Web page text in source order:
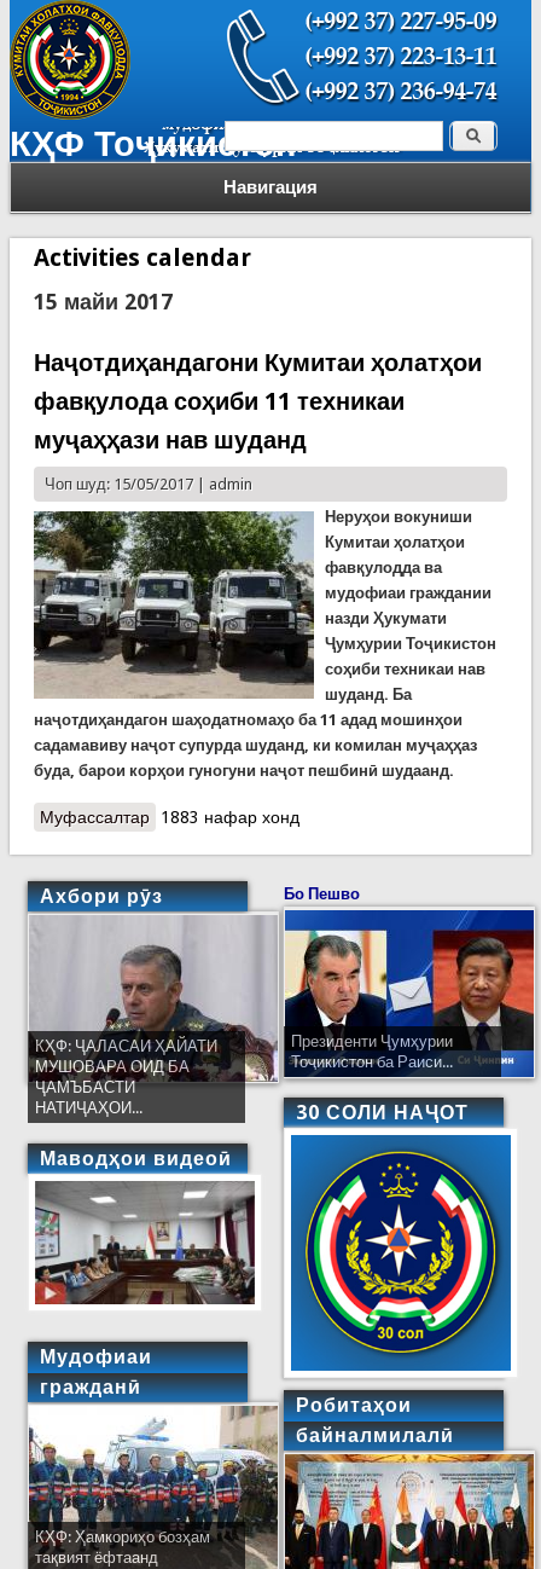
КҲФ Тоҷикистон
Навигация
Форма поиска Поиск
Activities calendar
15 майи 2017
Наҷотдиҳандагони Кумитаи ҳолатҳои
фавқулода соҳиби 11 техникаи
муҷаҳҳази нав шуданд
Чоп шуд: 15/05/2017 | admin
Неруҳои вокуниши
Кумитаи ҳолатҳои
фавқулодда ва
мудофиаи граждании
назди Ҳукумати
Ҷумҳурии Тоҷикистон
соҳиби техникаи нав
шуданд. Ба
наҷотдиҳандагон шаҳодатномаҳо ба 11 адад мошинҳои
садамавиву наҷот супурда шуданд, ки комилан муҷаҳҳаз
буда, барои корҳои гуногуни наҷот пешбинӣ шудаанд.
Муфассалтаро Наҷотдиҳандагони Кумитаи ҳолатҳои
1883 нафар хонд
Ахбори рӯз
КҲФ: ҶАЛАСАИ ҲАЙАТИ
МУШОВАРА ОИД БА
ҶАМЪБАСТИ
НАТИҶАҲОИ...
Маводҳои видеоӣ
Мудофиаи
гражданӣ
КҲФ: Ҳамкориҳо бозҳам
тақвият ёфтаанд
Бо Пешво
Президенти Ҷумҳурии
Тоҷикистон ба Раиси...
30 СОЛИ НАҶОТ
Робитаҳои
байналмилалӣ